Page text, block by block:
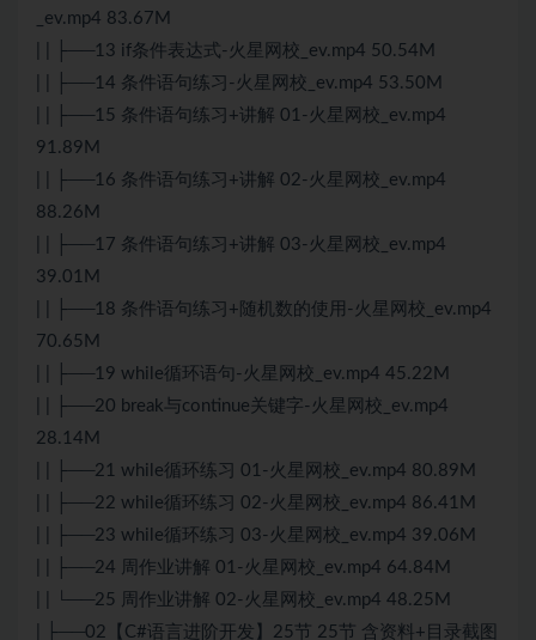
_ev.mp4 83.67M
| | ├──13 if条件表达式-火星网校_ev.mp4 50.54M
| | ├──14 条件语句练习-火星网校_ev.mp4 53.50M
| | ├──15 条件语句练习+讲解 01-火星网校_ev.mp4
91.89M
| | ├──16 条件语句练习+讲解 02-火星网校_ev.mp4
88.26M
| | ├──17 条件语句练习+讲解 03-火星网校_ev.mp4
39.01M
| | ├──18 条件语句练习+随机数的使用-火星网校_ev.mp4
70.65M
| | ├──19 while循环语句-火星网校_ev.mp4 45.22M
| | ├──20 break与continue关键字-火星网校_ev.mp4
28.14M
| | ├──21 while循环练习 01-火星网校_ev.mp4 80.89M
| | ├──22 while循环练习 02-火星网校_ev.mp4 86.41M
| | ├──23 while循环练习 03-火星网校_ev.mp4 39.06M
| | ├──24 周作业讲解 01-火星网校_ev.mp4 64.84M
| | └──25 周作业讲解 02-火星网校_ev.mp4 48.25M
| ├──02【C#语言进阶开发】25节 25节 含资料+目录截图